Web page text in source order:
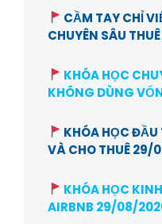
CẦM TAY CHỈ
CHUYÊN SÂU
KHÓA HỌC
KHÔNG DÙNG
KHÓA HỌC ĐẦU
VÀ CHO THUÊ 29/
KHÓA HỌC
AIRBNB 29/08/